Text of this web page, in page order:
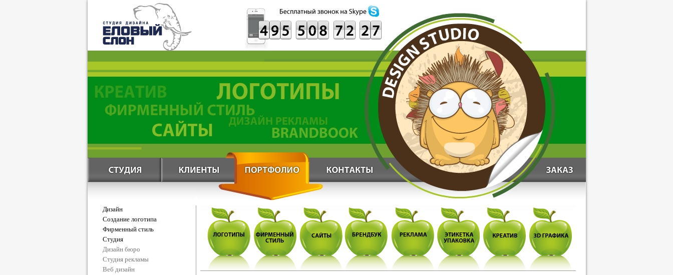
Дизайн
Создание логотипа
Фирменный стиль
Студия
Дизайн бюро
Студия рекламы
Веб дизайн